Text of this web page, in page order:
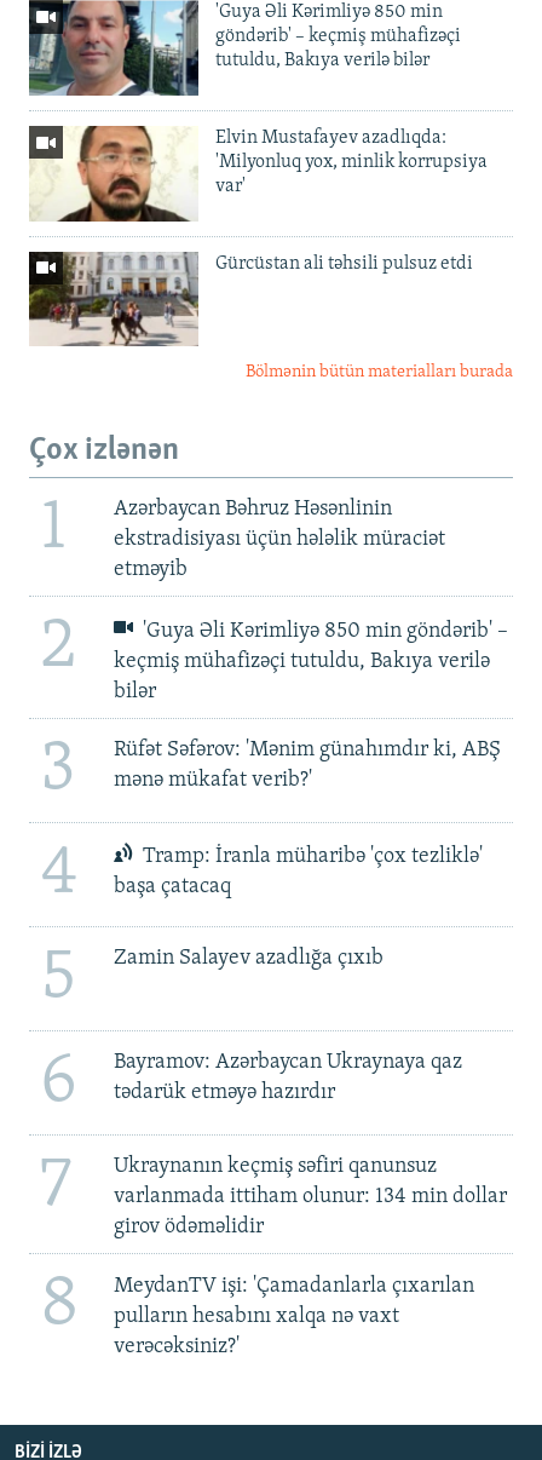
'Guya Əli Kərimliyə 850 min
göndərib' – keçmiş mühafizəçi
tutuldu, Bakıya verilə bilər
Elvin Mustafayev azadlıqda:
'Milyonluq yox, minlik korrupsiya
var'
Gürcüstan ali təhsili pulsuz etdi
Bölmənin bütün materialları burada
Çox izlənən
1
Azərbaycan Bəhruz Həsənlinin
ekstradisiyası üçün hələlik müraciət
etməyib
2
'Guya Əli Kərimliyə 850 min göndərib' –
keçmiş mühafizəçi tutuldu, Bakıya verilə
bilər
3
Rüfət Səfərov: 'Mənim günahımdır ki, ABŞ
mənə mükafat verib?'
4
Tramp: İranla müharibə 'çox tezliklə'
başa çatacaq
5 Zamin Salayev azadlığa çıxıb
6
Bayramov: Azərbaycan Ukraynaya qaz
tədarük etməyə hazırdır
7
Ukraynanın keçmiş səfiri qanunsuz
varlanmada ittiham olunur: 134 min dollar
girov ödəməlidir
8
MeydanTV işi: 'Çamadanlarla çıxarılan
pulların hesabını xalqa nə vaxt
verəcəksiniz?'
BIZI IZLƏ